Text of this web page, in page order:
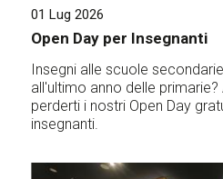
01 Lug 2026
Open Day per Insegnanti
Insegni alle scuole
all'ultimo anno delle
perderti i nostri Open Day
insegnanti.